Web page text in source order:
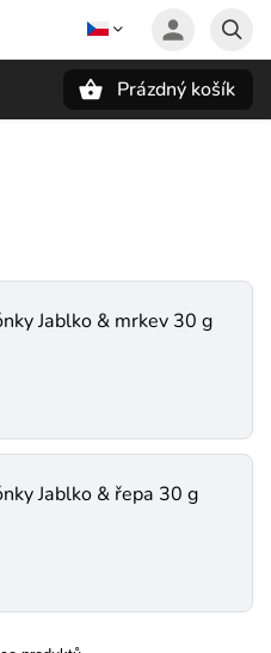
Prázdný košík
Jablko & mrkev 30 g
Jablko & řepa 30 g